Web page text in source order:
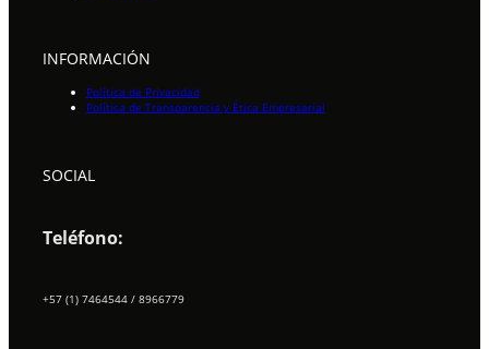
INFORMACIÓN
Política de Privacidad
Política de Transparencia y Ética Empresarial
SOCIAL
Teléfono:
+57 (1) 7464544 / 8966779